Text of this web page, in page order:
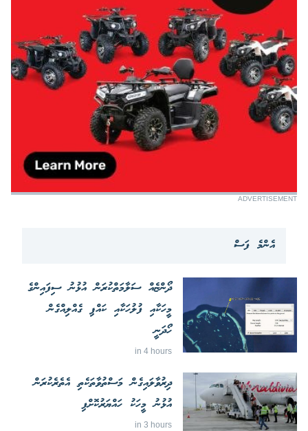
ADVERTISEMENT
އެންމެ ފަސް
ދޯންޏެއް ސަލާމަތްކުރަން އުޅުނު ސިފައިންގެ
މީހަކާއި ފުލުހަކާއި ކައްޕި ގެއްލިއްގެން
ހޯދަނީ
in 4 hours
ދިރުވާލައިގެން މަސްތުވާތަކެތި އެތެރެކުރަން
އުޅުނު މީހަކު ހައްޔަރުކޮށްފި
in 3 hours